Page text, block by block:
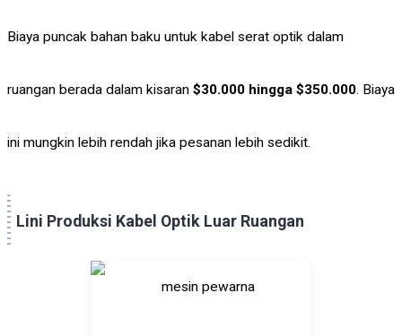
Biaya puncak bahan baku untuk kabel serat optik dalam
ruangan berada dalam kisaran $30.000 hingga $350.000. Biaya
ini mungkin lebih rendah jika pesanan lebih sedikit.
Lini Produksi Kabel Optik Luar Ruangan